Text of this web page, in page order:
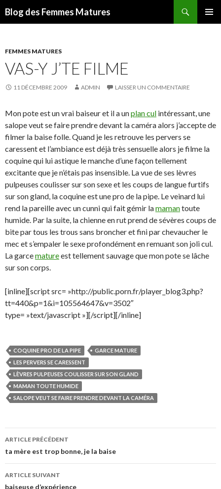
Blog des Femmes Matures
FEMMES MATURES
VAS-Y J’TE FILME
11 DÉCEMBRE 2009 ADMIN LAISSER UN COMMENTAIRE
Mon pote est un vrai baiseur et il a unplan cul intéressant, une
salope veut se faire prendre devant la caméra alors j’accepte de
filmer la baise folle. Quand je les retrouve les pervers se
caressent et l’ambiance est déjà très sensuelle alors je filme la
coquine qui lui astique le manche d’une façon tellement
excitante que je n’étais pas insensible. La vue de ses lèvres
pulpeuses coulisser sur son sexe et les coups de langue furtifs
sur son gland, la coquine est une pro de la pipe. Le veinard lui
rend la pareille avec un cunni qui fait gémir lamamantoute
humide. Par la suite, la chienne en rut prend de sévères coups de
bite par tous les trous sans broncher et fini par chevaucher le
mec et s’empaler le sexe profondément en remuant son joli cul.
La garcematureest tellement sauvage que mon pote se lâche
sur son corps.
[inline][script src= »http://public.porn.fr/player_blog3.php?
tt=440&p=1&i=105564647&v=3502″
type= »text/javascript »][/script][/inline]
COQUINE PRO DE LA PIPE
GARCE MATURE
LES PERVERS SE CARESSENT
LÈVRES PULPEUSES COULISSER SUR SON GLAND
MAMAN TOUTE HUMIDE
SALOPE VEUT SE FAIRE PRENDRE DEVANT LA CAMÉRA
Navigation
des
articles
ARTICLE PRÉCÉDENT
ta mère est trop bonne, je la baise
ARTICLE SUIVANT
baiseuse d’expérience